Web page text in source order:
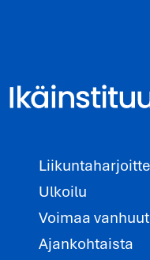
Ulkoilu
Voimaa
Ajankohtaista